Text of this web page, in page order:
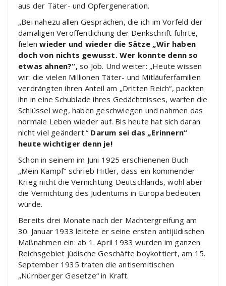
aus der Täter- und Opfergeneration.
„Bei nahezu allen Gesprächen, die ich im Vorfeld der
damaligen Veröffentlichung der Denkschrift führte,
fielenwieder und wieder die Sätze „Wir haben
doch von nichts gewusst. Wer konnte denn so
etwas ahnen?“, so Job. Und weiter: „Heute wissen
wir: die vielen Millionen Täter- und Mitläuferfamilien
verdrängten ihren Anteil am „Dritten Reich“, packten
ihn in eine Schublade ihres Gedächtnisses, warfen die
Schlüssel weg, haben geschwiegen und nahmen das
normale Leben wieder auf. Bis heute hat sich daran
nicht viel geändert.“ Darum sei das „Erinnern“
heute wichtiger denn je!
Schon in seinem im Juni 1925 erschienenen Buch
„Mein Kampf“ schrieb Hitler, dass ein kommender
Krieg nicht die Vernichtung Deutschlands, wohl aber
die Vernichtung des Judentums in Europa bedeuten
würde.
Bereits drei Monate nach der Machtergreifung am
30. Januar 1933 leitete er seine ersten antijüdischen
Maßnahmen ein: ab 1. April 1933 wurden im ganzen
Reichsgebiet jüdische Geschäfte boykottiert, am 15.
September 1935 traten die antisemitischen
„Nürnberger Gesetze“ in Kraft.